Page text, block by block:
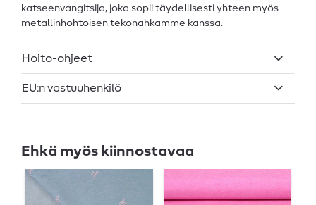
katseenvangitsija, joka sopii täydellisesti yhteen myös
metallinhohtoisen tekonahkamme kanssa.
Hoito-ohjeet
EU:n vastuuhenkilö
Ehkä myös kiinnostavaa